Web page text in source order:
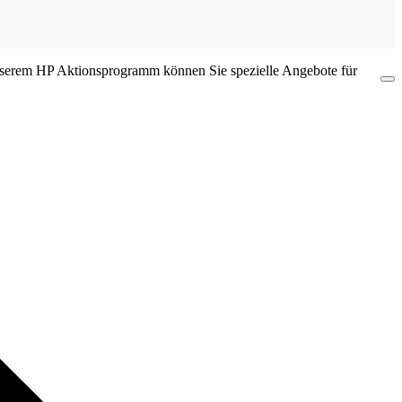
HP Aktionsprogramm können Sie spezielle Angebote für